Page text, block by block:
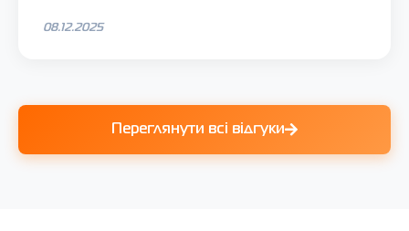
08.12.2025
Переглянути всі відгуки